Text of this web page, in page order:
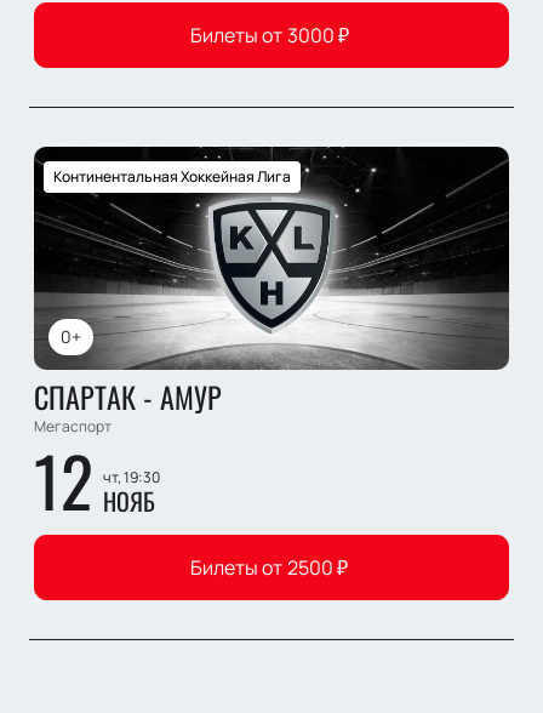
Билеты от 3000₽
0+
Континентальная Хоккейная Лига
СПАРТАК - АМУР
Мегаспорт
12 чт, 19:30
НОЯБ
Билеты от2500₽